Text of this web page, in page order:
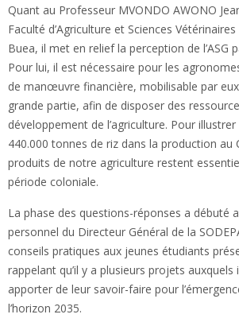
Quant au Professeur MVONDO AWONO
Faculté d’Agriculture et Sciences Vétérinaires
Buea, il met en relief la perception de l’ASG
Pour lui, il est nécessaire pour les
de manœuvre financière, mobilisable par
grande partie, afin de disposer des
développement de l’agriculture. Pour
440.000 tonnes de riz dans la production au
produits de notre agriculture restent
période coloniale.
La phase des questions-réponses a débuté
personnel du Directeur Général de la
conseils pratiques aux jeunes étudiants
rappelant qu’il y a plusieurs projets auxquels
apporter de leur savoir-faire pour
l’horizon 2035.